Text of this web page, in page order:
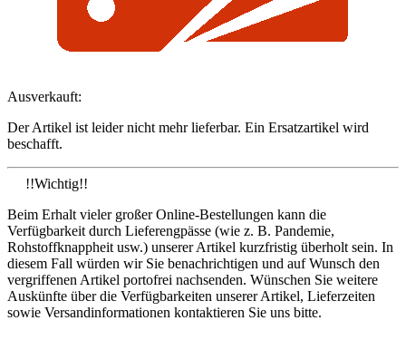
Ausverkauft:
Der Artikel ist leider nicht mehr lieferbar. Ein Ersatzartikel wird
beschafft.
!!Wichtig!!
Beim Erhalt vieler großer Online-Bestellungen kann die
Verfügbarkeit durch Lieferengpässe (wie z. B. Pandemie,
Rohstoffknappheit usw.) unserer Artikel kurzfristig überholt sein. In
diesem Fall würden wir Sie benachrichtigen und auf Wunsch den
vergriffenen Artikel portofrei nachsenden. Wünschen Sie weitere
Auskünfte über die Verfügbarkeiten unserer Artikel, Lieferzeiten
sowie Versandinformationen kontaktieren Sie uns bitte.